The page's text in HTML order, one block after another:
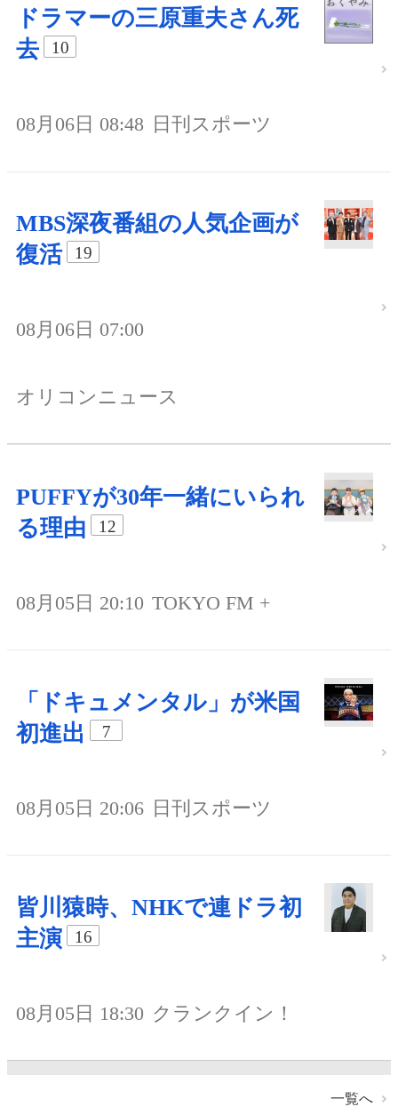
ドラマーの三原重夫さん死
去
10
08月06日 08:48 日刊スポーツ
MBS深夜番組の人気企画が
復活
19
08月06日 07:00
オリコンニュース
PUFFYが30年一緒にいられ
る理由
12
08月05日 20:10 TOKYO FM +
「ドキュメンタル」が米国
初進出
7
08月05日 20:06 日刊スポーツ
皆川猿時、NHKで連ドラ初
主演
16
08月05日 18:30 クランクイン！
一覧へ